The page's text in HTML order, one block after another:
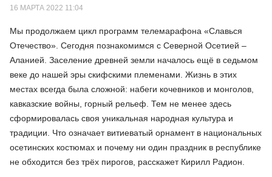
16 МАРТА 2022 11:04
Мы продолжаем цикл программ телемарафона «Славься
Отечество». Сегодня познакомимся с Северной Осетией –
Аланией. Заселение древней земли началось ещё в седьмом
веке до нашей эры скифскими племенами. Жизнь в этих
местах всегда была сложной: набеги кочевников и монголов,
кавказские войны, горный рельеф. Тем не менее здесь
сформировалась своя уникальная народная культура и
традиции. Что означает витиеватый орнамент в национальных
осетинских костюмах и почему ни один праздник в республике
не обходится без трёх пирогов, расскажет Кирилл Радион.